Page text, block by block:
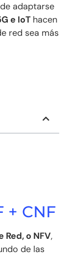
adaptarse
e IoT hacen
red sea más
+ CNF
o NFV,
de las